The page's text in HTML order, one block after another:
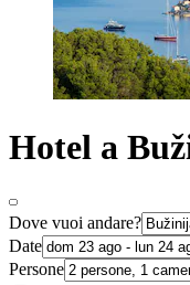
Hotel a
Dove vuoi andare?
Date
Persone